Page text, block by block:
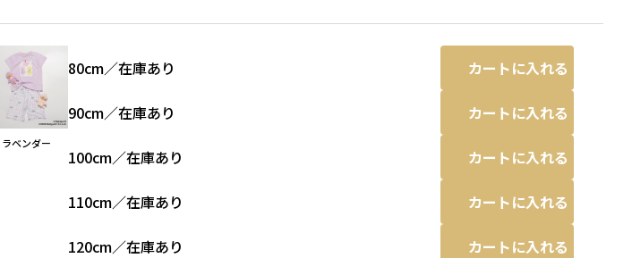
※撮影場所の関係上、着用画像は実物と若干異なる場合があります。
ラベンダー
80cm／在庫あり カートに入れる
90cm／在庫あり カートに入れる
100cm／在庫あり カートに入れる
110cm／在庫あり カートに入れる
120cm／在庫あり カートに入れる